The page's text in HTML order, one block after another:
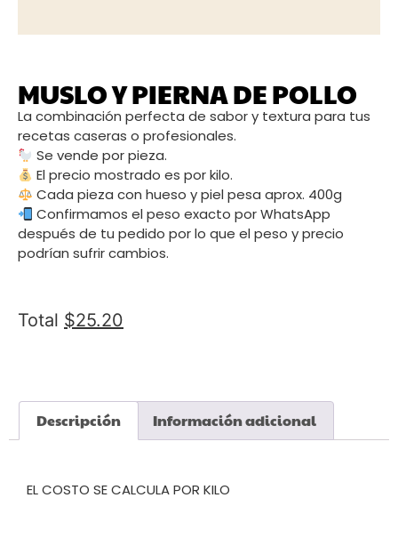
MUSLO Y PIERNA DE POLLO
La combinación perfecta de sabor y textura para tus
recetas caseras o profesionales.
Se vende por pieza.
El precio mostrado es por kilo.
Cada pieza con hueso y piel pesa aprox. 400g
Confirmamos el peso exacto por WhatsApp
después de tu pedido por lo que el peso y precio
podrían sufrir cambios.
Total $25.20
Descripción Información adicional
EL COSTO SE CALCULA POR KILO